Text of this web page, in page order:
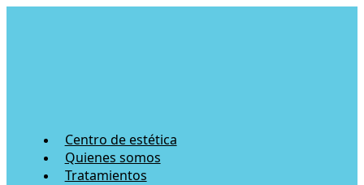
Centro de estética
Quienes somos
Tratamientos